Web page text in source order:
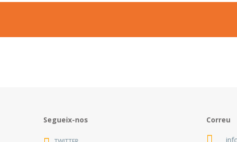
Segueix-nos Correu